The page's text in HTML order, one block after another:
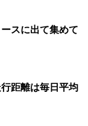
スに出て集めて
距離は毎日平均